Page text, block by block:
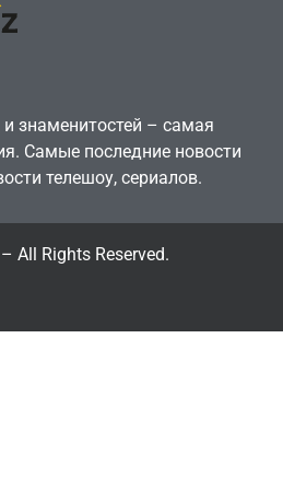
знаменитостей – самая
Самые последние новости
телешоу, сериалов.
All Rights Reserved.